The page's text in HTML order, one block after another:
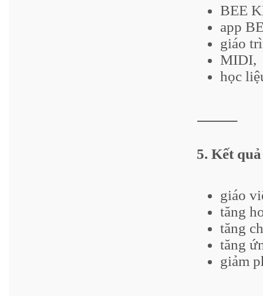
BEE
app
giáo
MIDI,
học
⸻
5. Kết
giáo
tăng
tăng
tăng
giảm